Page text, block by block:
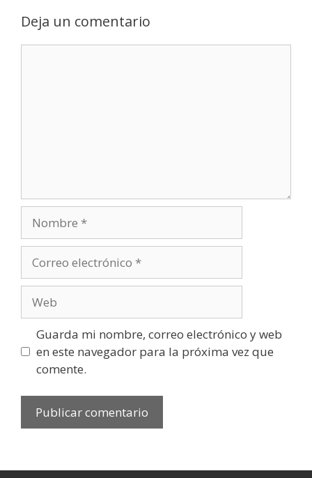
Deja un comentario
Guarda mi nombre, correo electrónico y web
en este navegador para la próxima vez que
comente.